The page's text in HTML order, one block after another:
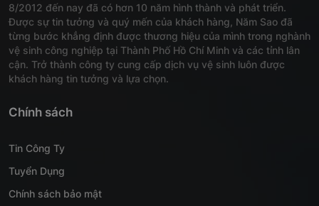
8/2012 đến nay đã có hơn 10 năm hình thành và phát triển.
Được sự tin tưởng và quý mến của khách hàng, Năm Sao đã
từng bước khẳng định được thương hiệu của mình trong nghành
vệ sinh công nghiệp tại Thành Phố Hồ Chí Minh và các tỉnh lân
cận. Trở thành công ty cung cấp dịch vụ vệ sinh luôn được
khách hàng tin tưởng và lựa chọn.
Chính sách
Tin Công Ty
Tuyển Dụng
Chính sách bảo mật